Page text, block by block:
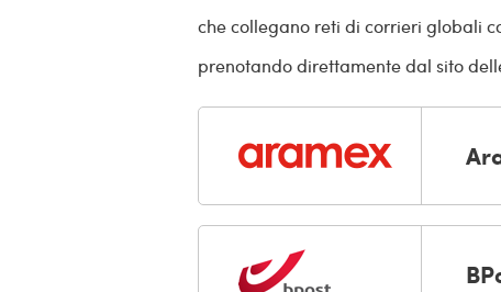
che collegano reti di corrieri globali
prenotando direttamente dal sito